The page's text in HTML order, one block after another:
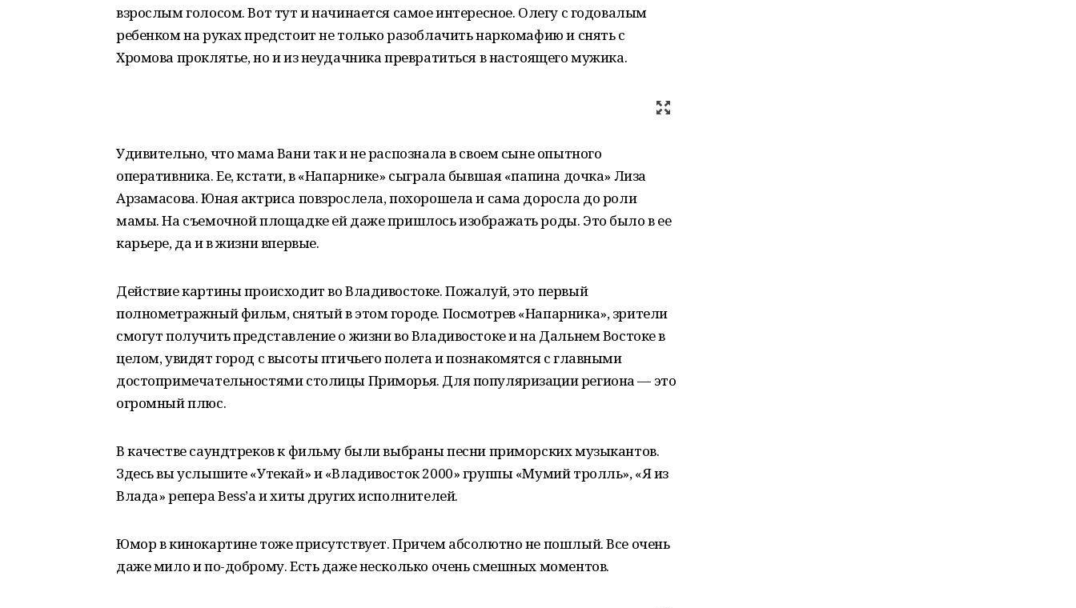
взрослым голосом. Вот тут и начинается самое интересное. Олегу с годовалым
ребенком на руках предстоит не только разоблачить наркомафию и снять с
Хромова проклятье, но и из неудачника превратиться в настоящего мужика.
Удивительно, что мама Вани так и не распознала в своем сыне опытного
оперативника. Ее, кстати, в «Напарнике» сыграла бывшая «папина дочка» Лиза
Арзамасова. Юная актриса повзрослела, похорошела и сама доросла до роли
мамы. На съемочной площадке ей даже пришлось изображать роды. Это было в ее
карьере, да и в жизни впервые.
Действие картины происходит во Владивостоке. Пожалуй, это первый
полнометражный фильм, снятый в этом городе. Посмотрев «Напарника», зрители
смогут получить представление о жизни во Владивостоке и на Дальнем Востоке в
целом, увидят город с высоты птичьего полета и познакомятся с главными
достопримечательностями столицы Приморья. Для популяризации региона — это
огромный плюс.
В качестве саундтреков к фильму были выбраны песни приморских музыкантов.
Здесь вы услышите «Утекай» и «Владивосток 2000» группы «Мумий тролль», «Я из
Влада» репера Bess’а и хиты других исполнителей.
Юмор в кинокартине тоже присутствует. Причем абсолютно не пошлый. Все очень
даже мило и по-доброму. Есть даже несколько очень смешных моментов.